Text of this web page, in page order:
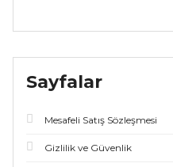
Sayfalar
Mesafeli Satış Sözleşmesi
Gizlilik ve Güvenlik